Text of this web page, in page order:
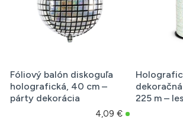
Fóliový balón diskoguľa
holografická, 40 cm –
párty dekorácia
4,09 €
225 m –